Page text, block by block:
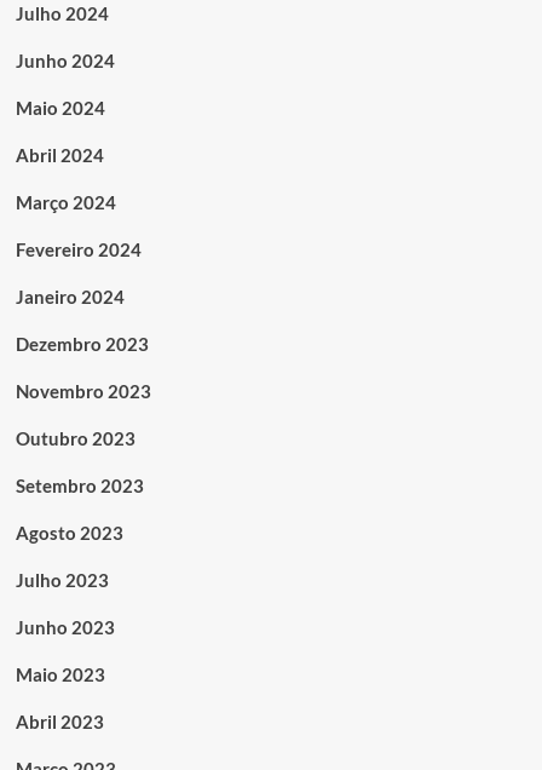
Julho 2024
Junho 2024
Maio 2024
Abril 2024
Março 2024
Fevereiro 2024
Janeiro 2024
Dezembro 2023
Novembro 2023
Outubro 2023
Setembro 2023
Agosto 2023
Julho 2023
Junho 2023
Maio 2023
Abril 2023